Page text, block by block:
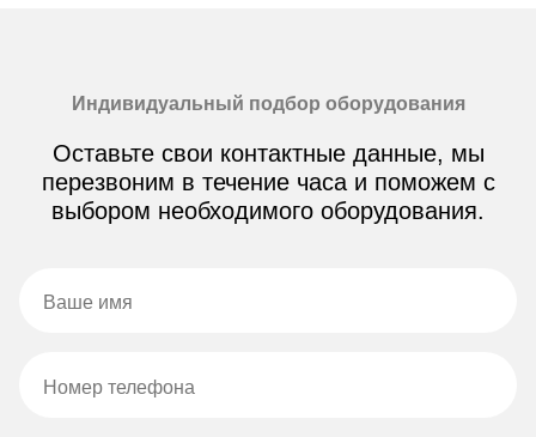
Индивидуальный подбор оборудования
Оставьте свои контактные данные, мы
перезвоним в течение часа и поможем с
выбором необходимого оборудования.